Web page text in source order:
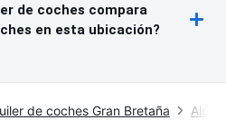
de coches compara
en esta ubicación?
de coches Gran Bretaña